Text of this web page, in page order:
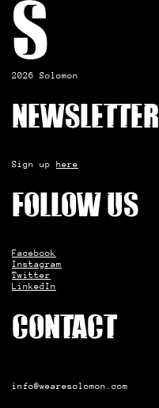
S
2026 Solomon
Newsletter
Sign up here
Follow us
Facebook
Instagram
Twitter
LinkedIn
Contact
info@wearesolomon.com